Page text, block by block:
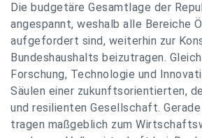
Die budgetäre Gesamtlage der
angespannt, weshalb alle Bereiche
aufgefordert sind, weiterhin zur
Bundeshaushalts beizutragen.
Forschung, Technologie und
Säulen einer zukunftsorientierten,
und resilienten Gesellschaft.
tragen maßgeblich zum